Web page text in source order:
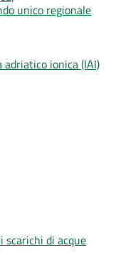
unico regionale
ionica (IAI)
di acque